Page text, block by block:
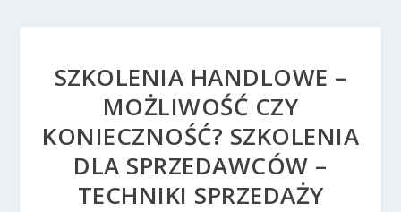
SZKOLENIA HANDLOWE –
MOŻLIWOŚĆ CZY
KONIECZNOŚĆ? SZKOLENIA
DLA SPRZEDAWCÓW –
TECHNIKI SPRZEDAŻY